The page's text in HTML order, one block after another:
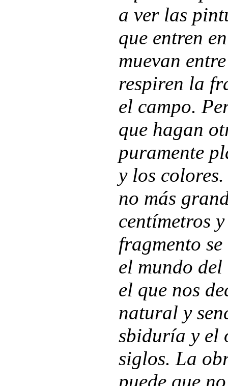
a ver las
que entren
muevan
respiren la
el campo.
que hagan
puramente
y los
no más
centímetros
fragmento
el mundo
el que nos
natural y
sbiduría y el
siglos. La
puede que